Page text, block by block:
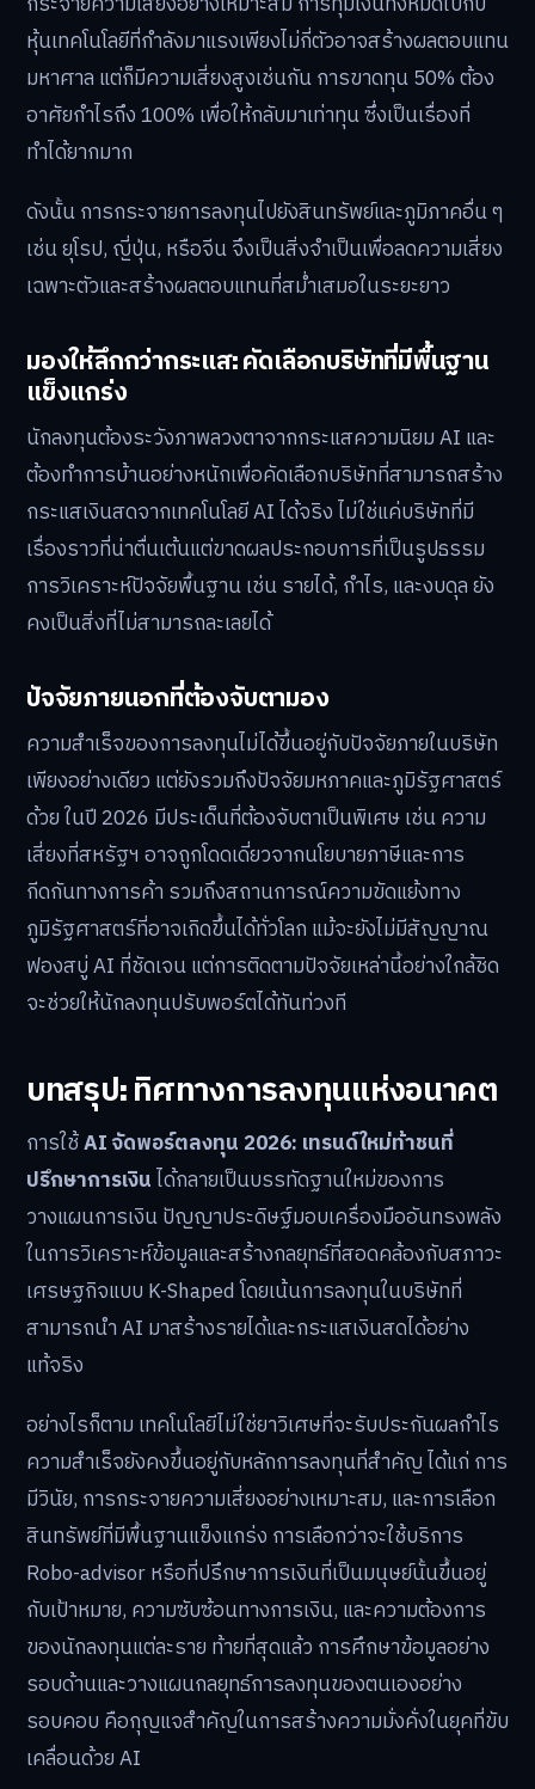
หุ้นเทคโนโลยีที่กำลังมาแรงเพียงไม่กี่ตัวอาจสร้างผลตอบแทน
มหาศาล แต่ก็มีความเสี่ยงสูงเช่นกัน การขาดทุน 50% ต้อง
อาศัยกำไรถึง 100% เพื่อให้กลับมาเท่าทุน ซึ่งเป็นเรื่องที่
ทำได้ยากมาก
ดังนั้น การกระจายการลงทุนไปยังสินทรัพย์และภูมิภาคอื่น ๆ
เช่น ยุโรป, ญี่ปุ่น, หรือจีน จึงเป็นสิ่งจำเป็นเพื่อลดความเสี่ยง
เฉพาะตัวและสร้างผลตอบแทนที่สม่ำเสมอในระยะยาว
มองให้ลึกกว่ากระแส: คัดเลือกบริษัทที่มีพื้นฐาน
แข็งแกร่ง
นักลงทุนต้องระวังภาพลวงตาจากกระแสความนิยม AI และ
ต้องทำการบ้านอย่างหนักเพื่อคัดเลือกบริษัทที่สามารถสร้าง
กระแสเงินสดจากเทคโนโลยี AI ได้จริง ไม่ใช่แค่บริษัทที่มี
เรื่องราวที่น่าตื่นเต้นแต่ขาดผลประกอบการที่เป็นรูปธรรม
การวิเคราะห์ปัจจัยพื้นฐาน เช่น รายได้, กำไร, และงบดุล ยัง
คงเป็นสิ่งที่ไม่สามารถละเลยได้
ปัจจัยภายนอกที่ต้องจับตามอง
ความสำเร็จของการลงทุนไม่ได้ขึ้นอยู่กับปัจจัยภายในบริษัท
เพียงอย่างเดียว แต่ยังรวมถึงปัจจัยมหภาคและภูมิรัฐศาสตร์
ด้วย ในปี 2026 มีประเด็นที่ต้องจับตาเป็นพิเศษ เช่น ความ
เสี่ยงที่สหรัฐฯ อาจถูกโดดเดี่ยวจากนโยบายภาษีและการ
กีดกันทางการค้า รวมถึงสถานการณ์ความขัดแย้งทาง
ภูมิรัฐศาสตร์ที่อาจเกิดขึ้นได้ทั่วโลก แม้จะยังไม่มีสัญญาณ
ฟองสบู่ AI ที่ชัดเจน แต่การติดตามปัจจัยเหล่านี้อย่างใกล้ชิด
จะช่วยให้นักลงทุนปรับพอร์ตได้ทันท่วงที
บทสรุป: ทิศทางการลงทุนแห่งอนาคต
การใช้AI จัดพอร์ตลงทุน 2026: เทรนด์ใหม่ท้าชนที่
ปรึกษาการเงินได้กลายเป็นบรรทัดฐานใหม่ของการ
วางแผนการเงิน ปัญญาประดิษฐ์มอบเครื่องมืออันทรงพลัง
ในการวิเคราะห์ข้อมูลและสร้างกลยุทธ์ที่สอดคล้องกับสภาวะ
เศรษฐกิจแบบ K-Shaped โดยเน้นการลงทุนในบริษัทที่
สามารถนำ AI มาสร้างรายได้และกระแสเงินสดได้อย่าง
แท้จริง
อย่างไรก็ตาม เทคโนโลยีไม่ใช่ยาวิเศษที่จะรับประกันผลกำไร
ความสำเร็จยังคงขึ้นอยู่กับหลักการลงทุนที่สำคัญ ได้แก่ การ
มีวินัย, การกระจายความเสี่ยงอย่างเหมาะสม, และการเลือก
สินทรัพย์ที่มีพื้นฐานแข็งแกร่ง การเลือกว่าจะใช้บริการ
Robo-advisor หรือที่ปรึกษาการเงินที่เป็นมนุษย์นั้นขึ้นอยู่
กับเป้าหมาย, ความซับซ้อนทางการเงิน, และความต้องการ
ของนักลงทุนแต่ละราย ท้ายที่สุดแล้ว การศึกษาข้อมูลอย่าง
รอบด้านและวางแผนกลยุทธ์การลงทุนของตนเองอย่าง
รอบคอบ คือกุญแจสำคัญในการสร้างความมั่งคั่งในยุคที่ขับ
เคลื่อนด้วย AI